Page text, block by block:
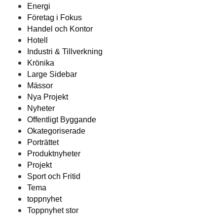
Energi
Företag i Fokus
Handel och Kontor
Hotell
Industri & Tillverkning
Krönika
Large Sidebar
Mässor
Nya Projekt
Nyheter
Offentligt Byggande
Okategoriserade
Porträttet
Produktnyheter
Projekt
Sport och Fritid
Tema
toppnyhet
Toppnyhet stor